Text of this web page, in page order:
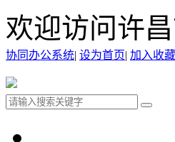
欢迎访问许
协同办公系统| 设为首页| 加入收藏